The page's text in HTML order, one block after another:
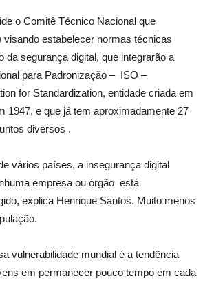
o Comitê Técnico Nacional que
visando estabelecer normas técnicas
da segurança digital, que integrarão a
para Padronização – ISO –
for Standardization, entidade criada em
1947, e que já tem aproximadamente 27
diversos .
vários países, a insegurança digital
empresa ou órgão está
explica Henrique Santos. Muito menos
vulnerabilidade mundial é a tendência
em permanecer pouco tempo em cada